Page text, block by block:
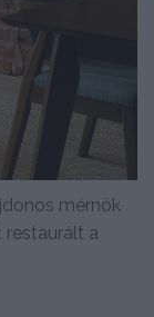
mérnök
restaurált a